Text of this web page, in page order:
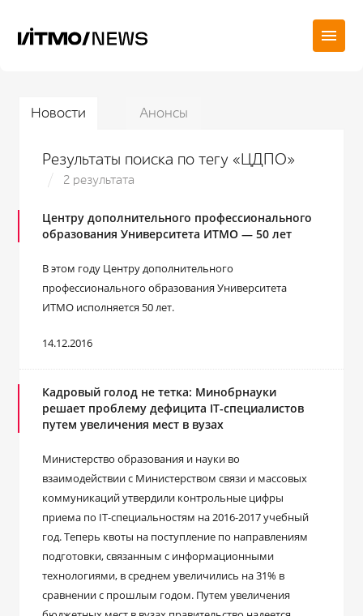
Новости Анонсы
Результаты поиска по тегу «ЦДПО»
2 результата
Центру дополнительного профессионального
образования Университета ИТМО — 50 лет
В этом году Центру дополнительного
профессионального образования Университета
ИТМО исполняется 50 лет.
14.12.2016
Кадровый голод не тетка: Минобрнауки
решает проблему дефицита IT-специалистов
путем увеличения мест в вузах
Министерство образования и науки во
взаимодействии с Министерством связи и массовых
коммуникаций утвердили контрольные цифры
приема по IT-специальностям на 2016-2017 учебный
год. Теперь квоты на поступление по направлениям
подготовки, связанным с информационными
технологиями, в среднем увеличились на 31% в
сравнении с прошлым годом. Путем увеличения